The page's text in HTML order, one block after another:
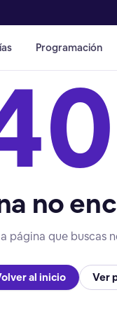
Programación
no
página que buscas
al inicio Ver